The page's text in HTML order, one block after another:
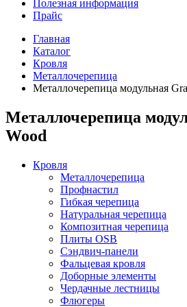
Полезная информация
Прайс
Главная
Каталог
Кровля
Металлочерепица
Металлочерепица модульная
Металлочерепица
Wood
Кровля
Металлочерепица
Профнастил
Гибкая черепица
Натуральная черепица
Композитная черепица
Плиты OSB
Сэндвич-панели
Фальцевая кровля
Доборные элементы
Чердачные лестницы
Флюгеры